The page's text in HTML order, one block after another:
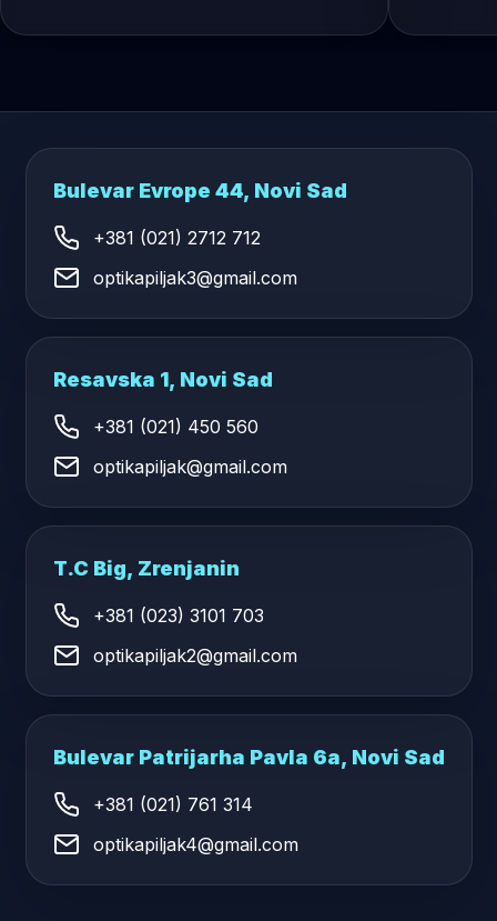
Bulevar Evrope 44, Novi Sad
+381 (021) 2712 712
optikapiljak3@gmail.com
Resavska 1, Novi Sad
+381 (021) 450 560
optikapiljak@gmail.com
T.C Big, Zrenjanin
+381 (023) 3101 703
optikapiljak2@gmail.com
Bulevar Patrijarha Pavla 6a, Novi Sad
+381 (021) 761 314
optikapiljak4@gmail.com